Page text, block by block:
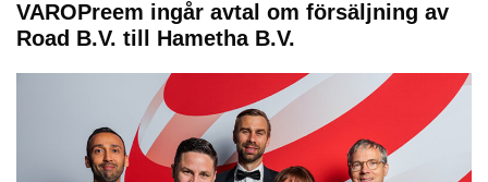
VAROPreem ingår avtal om försäljning av
Road B.V. till Hametha B.V.